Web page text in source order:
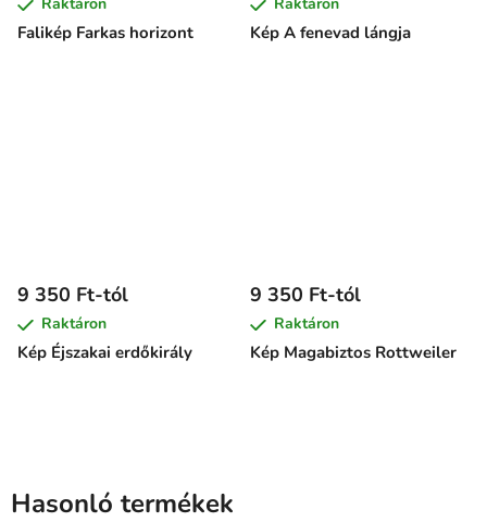
Falikép Farkas horizont Kép A fenevad lángja
Kép Éjszakai erdőkirály
9 350 Ft-tól
Raktáron
Kép Magabiztos Rottweiler
9 350 Ft-tól
Raktáron
Hasonló termékek